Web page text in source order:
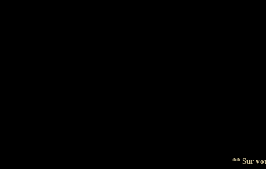
** Sur